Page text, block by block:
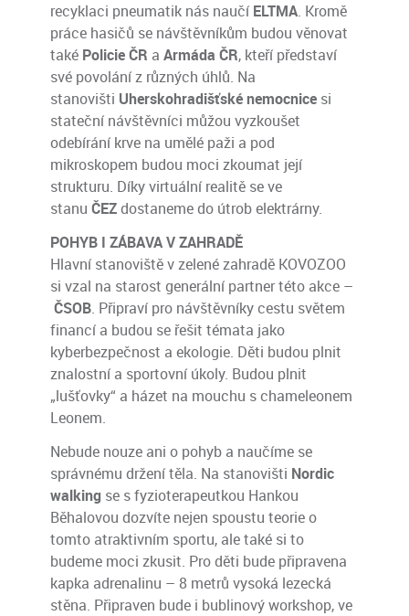
recyklaci pneumatik nás naučí ELTMA. Kromě
práce hasičů se návštěvníkům budou věnovat
také Policie ČR a Armáda ČR, kteří představí
své povolání z různých úhlů. Na
stanovišti Uherskohradišťské nemocnice si
stateční návštěvníci můžou vyzkoušet
odebírání krve na umělé paži a pod
mikroskopem budou moci zkoumat její
strukturu. Díky virtuální realitě se ve
stanu ČEZdostaneme do útrob elektrárny.
POHYB I ZÁBAVA V ZAHRADĚ
Hlavní stanoviště v zelené zahradě KOVOZOO
si vzal na starost generální partner této akce –
ČSOB. Připraví pro návštěvníky cestu světem
financí a budou se řešit témata jako
kyberbezpečnost a ekologie. Děti budou plnit
znalostní a sportovní úkoly. Budou plnit
„lušťovky“ a házet na mouchu s chameleonem
Leonem.
Nebude nouze ani o pohyb a naučíme se
správnému držení těla. Na stanovišti Nordic
walking se s fyzioterapeutkou Hankou
Běhalovou dozvíte nejen spoustu teorie o
tomto atraktivním sportu, ale také si to
budeme moci zkusit. Pro děti bude připravena
kapka adrenalinu – 8 metrů vysoká lezecká
stěna. Připraven bude i bublinový workshop, ve